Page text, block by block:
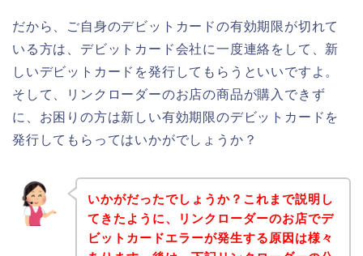
だから、ご自身のデビットカードの有効期限が切れて
いる方は、デビットカード会社に一度連絡をして、新
しいデビットカードを発行してもらうといいですよ。
そして、リンクローダーのお店の商品が購入できず
に、お困りの方は新しい有効期限のデビットカードを
発行してもらってはいかがでしょうか？
いかがだったでしょうか？これまで説明し
てきたように、リンクローダーのお店でデ
ビットカードエラーが発生する原因は様々